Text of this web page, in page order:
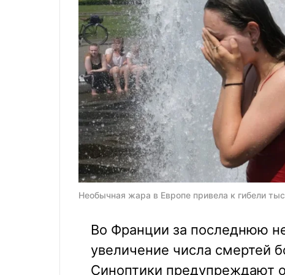
Необычная жара в Европе привела к гибели
Во Франции за последнюю
увеличение числа смертей
Синоптики предупреждают